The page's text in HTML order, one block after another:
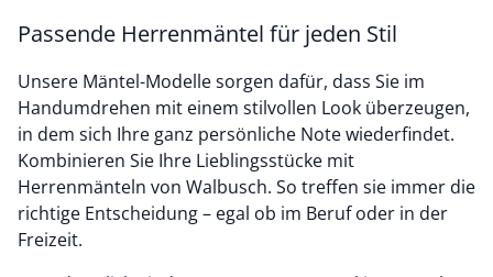
Passende Herrenmäntel für jeden Stil
Unsere Mäntel-Modelle sorgen dafür, dass Sie im
Handumdrehen mit einem stilvollen Look überzeugen,
in dem sich Ihre ganz persönliche Note wiederfindet.
Kombinieren Sie Ihre Lieblingsstücke mit
Herrenmänteln von Walbusch. So treffen sie immer die
richtige Entscheidung – egal ob im Beruf oder in der
Freizeit.